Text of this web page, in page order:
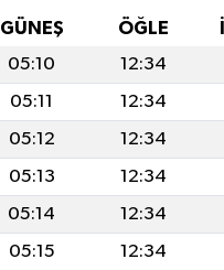
GÜNEŞ ÖĞLE
05:10 12:34
05:11 12:34
05:12 12:34
05:13 12:34
05:14 12:34
05:15 12:34